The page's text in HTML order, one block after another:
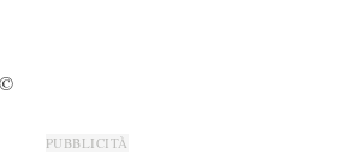
PUBBLICITÀ